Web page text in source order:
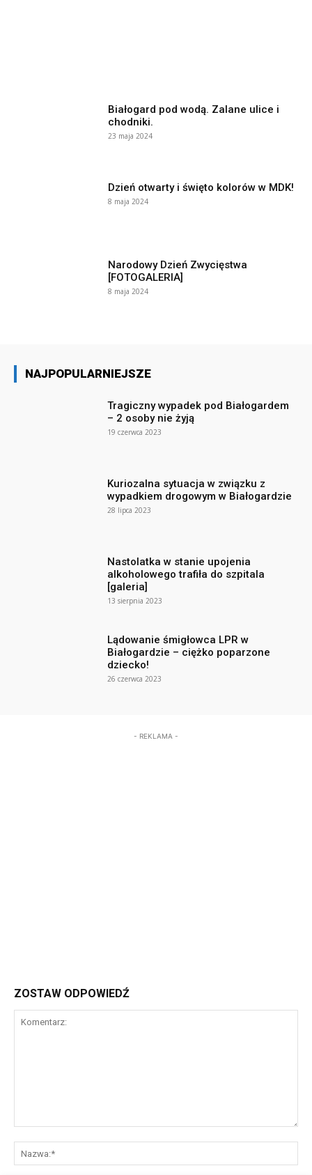
Białogard pod wodą. Zalane ulice i
chodniki.
23 maja 2024
Dzień otwarty i święto kolorów w MDK!
8 maja 2024
Narodowy Dzień Zwycięstwa
[FOTOGALERIA]
8 maja 2024
NAJPOPULARNIEJSZE
Tragiczny wypadek pod Białogardem
– 2 osoby nie żyją
19 czerwca 2023
Kuriozalna sytuacja w związku z
wypadkiem drogowym w Białogardzie
28 lipca 2023
Nastolatka w stanie upojenia
alkoholowego trafiła do szpitala
[galeria]
13 sierpnia 2023
Lądowanie śmigłowca LPR w
Białogardzie – ciężko poparzone
dziecko!
26 czerwca 2023
- REKLAMA -
ZOSTAW ODPOWIEDŹ